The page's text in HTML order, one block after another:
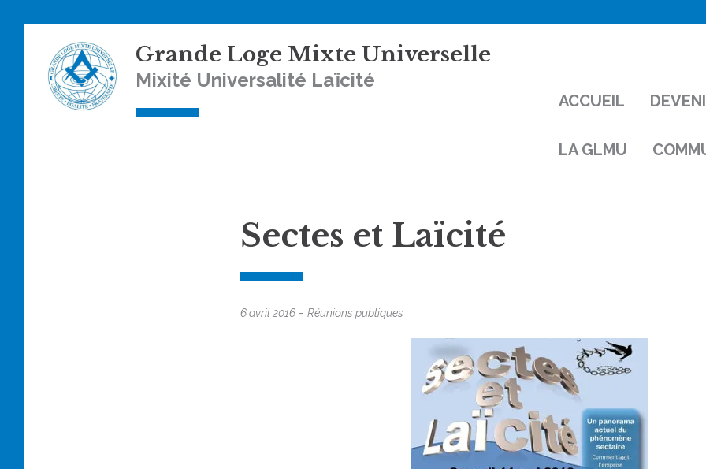
content
Grande Loge Mixte Universelle
Mixité Universalité Laïcité
ACCUEIL
LA GLMU
Sectes et Laïcité
6 avril 2016 - Réunions publiques